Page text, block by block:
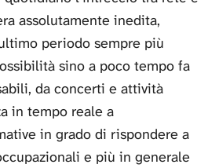
assolutamente inedita,
periodo sempre più
sino a poco tempo fa
da concerti e attività
in tempo reale a
in grado di rispondere a
e più in generale